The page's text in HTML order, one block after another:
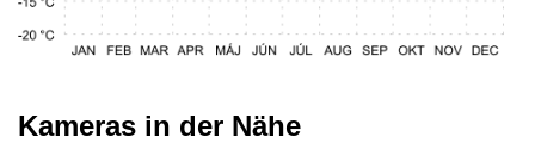
Kameras in der Nähe